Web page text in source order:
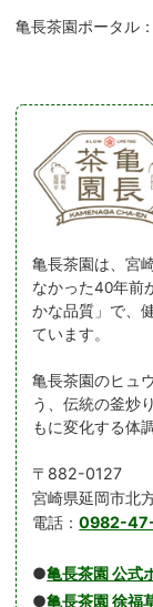
亀長茶園ポータル：
亀長茶園は、宮
なかった40年前
かな品質」で、
ています。
亀長茶園のヒュ
う、伝統の釜炒
もに変化する体
〒882-0127
宮崎県延岡市北
電話：0982-
●亀長茶園 公式
●亀長茶園 徐福